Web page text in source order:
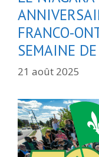
FRANCO-
SEMAINE
21 août 2025